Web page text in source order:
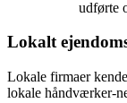
udførte
Lokalt
Lokale firmaer
lokale håndværker-